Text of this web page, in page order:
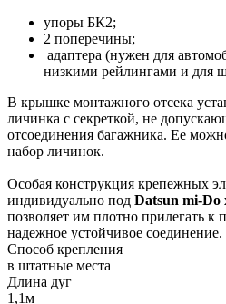
упоры БК2;
2 поперечины;
адаптера (нужен для
низкими рейлингами и для
В крышке монтажного отсека
личинка с секреткой, не
отсоединения багажника. Ее
набор личинок.
Особая конструкция крепежных
индивидуально под Datsun mi-Do
позволяет им плотно прилегать к
надежное устойчивое соединение.
Способ крепления
в штатные места
Длина дуг
1,1м